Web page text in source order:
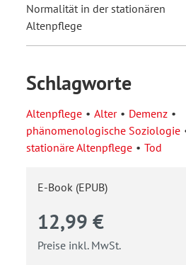
Normalität in der stationären
Altenpflege
Schlagworte
Altenpflege Alter
Demenz
phänomenologische Soziologie
stationäre Altenpflege
Tod
E-Book (EPUB)
12,99 €
Preise inkl. MwSt.